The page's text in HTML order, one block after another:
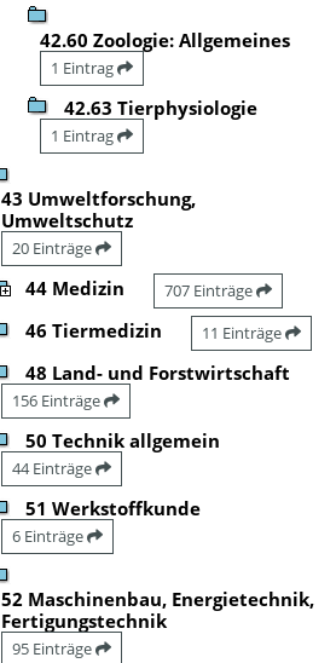
42.60 Zoologie: Allgemeines
1 Eintrag
42.63 Tierphysiologie
1 Eintrag
43 Umweltforschung,
Umweltschutz
20 Einträge
44 Medizin 707 Einträge
46 Tiermedizin 11 Einträge
48 Land- und Forstwirtschaft
156 Einträge
50 Technik allgemein
44 Einträge
51 Werkstoffkunde
6 Einträge
52 Maschinenbau, Energietechnik,
Fertigungstechnik
95 Einträge